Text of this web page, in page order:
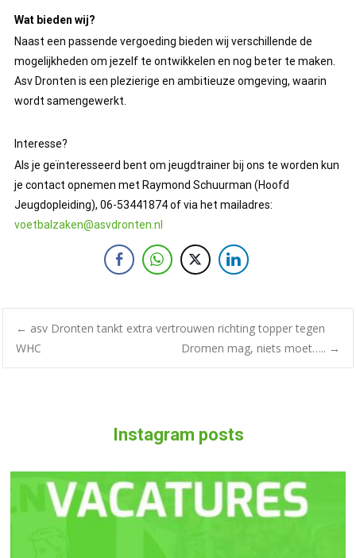
Wat bieden wij?
Naast een passende vergoeding bieden wij verschillende de
mogelijkheden om jezelf te ontwikkelen en nog beter te maken.
Asv Dronten is een plezierige en ambitieuze omgeving, waarin
wordt samengewerkt.
Interesse?
Als je geïnteresseerd bent om jeugdtrainer bij ons te worden kun
je contact opnemen met Raymond Schuurman (Hoofd
Jeugdopleiding), 06-53441874 of via het mailadres:
voetbalzaken@asvdronten.nl
← asv Dronten tankt extra vertrouwen richting topper tegen
WHC
Dromen mag, niets moet….. →
Instagram posts